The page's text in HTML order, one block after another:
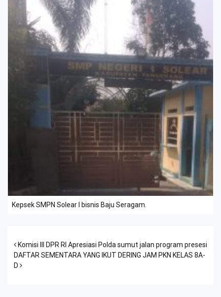
Kepsek SMPN Solear I bisnis Baju Seragam.
Post navigation
Komisi III DPR RI Apresiasi Polda sumut jalan program presesi
DAFTAR SEMENTARA YANG IKUT DERING JAM PKN KELAS 8A-
D